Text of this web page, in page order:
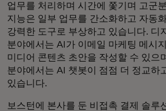
업무를 처리하며 시간에 쫓기며 고군
지능은 일부 업무를 간소화하고 자동
강력한 도구로 부상하고 있습니다. 디
분야에서는 AI가 이메일 마케팅 메시
미디어 콘텐츠 초안을 작성할 수 있으
분야에서는 AI 챗봇이 점점 더 정교하
있습니다.
보스턴에 본사를 둔 비접촉 결제 솔루